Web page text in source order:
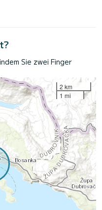
Sie zwei Finger
2 km
1 mi